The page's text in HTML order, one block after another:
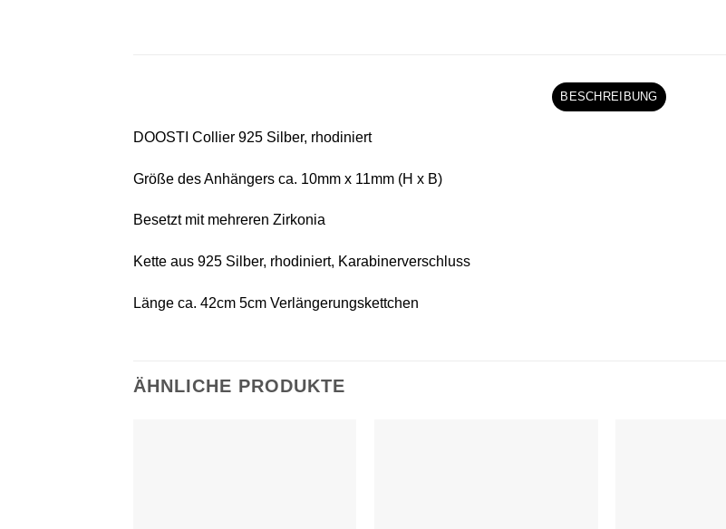
BESCHREIBUNG
DOOSTI Collier 925 Silber, rhodiniert
Größe des Anhängers ca. 10mm x 11mm (H x B)
Besetzt mit mehreren Zirkonia
Kette aus 925 Silber, rhodiniert, Karabinerverschluss
Länge ca. 42cm 5cm Verlängerungskettchen
ÄHNLICHE PRODUKTE